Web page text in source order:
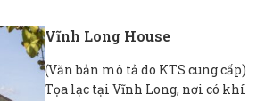
Vĩnh Long House
(Văn bản mô tả do KTS cung cấp)
Tọa lạc tại Vĩnh Long, nơi có khí